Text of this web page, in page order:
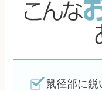
鼠径部に